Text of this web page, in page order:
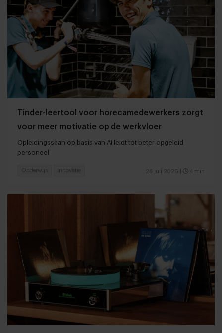
Tinder-leertool voor horecamedewerkers zorgt
voor meer motivatie op de werkvloer
Opleidingsscan op basis van AI leidt tot beter opgeleid
personeel
28 juli 2026 4 min
Onderwijs Innovatie